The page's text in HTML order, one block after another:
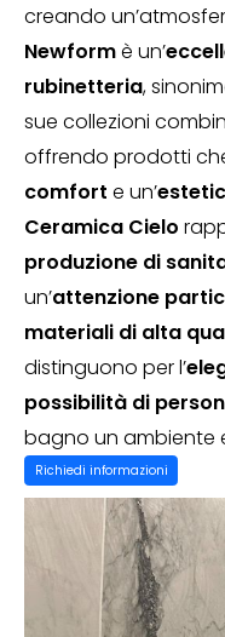
creando
Newformè un’
rubinetteria,
sue collezioni
offrendo prodotti
comfort e un’
Ceramica Cielo
produzione di
un’attenzione
materiali di alta
distinguono per l’
possibilità di
bagno un ambiente
Richiedi informazioni